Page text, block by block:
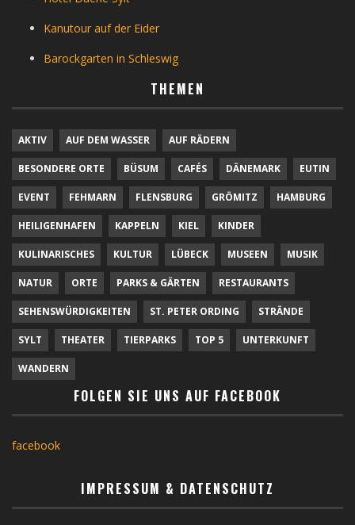
Kanutour auf der Eider
Barockgarten in Schleswig
THEMEN
AKTIV AUF DEM WASSER AUF RÄDERN
BESONDERE ORTE BÜSUM CAFÉS DÄNEMARK EUTIN
EVENT FEHMARN FLENSBURG GRÖMITZ HAMBURG
HEILIGENHAFEN KAPPELN KIEL KINDER
KULINARISCHES KULTUR LÜBECK MUSEEN MUSIK
NATUR ORTE PARKS & GÄRTEN RESTAURANTS
SEHENSWÜRDIGKEITEN ST. PETER ORDING STRÄNDE
SYLT THEATER TIERPARKS TOP 5 UNTERKUNFT
WANDERN
FOLGEN SIE UNS AUF FACEBOOK
facebook
IMPRESSUM & DATENSCHUTZ